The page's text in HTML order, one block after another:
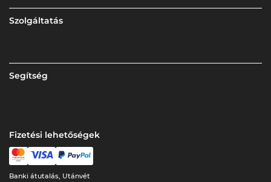
Szolgáltatás
Segítség
Fizetési lehetőségek
Banki átutalás, Utánvét